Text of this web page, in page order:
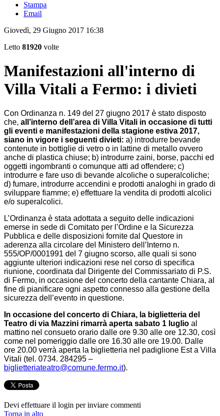
Stampa
Email
Giovedì, 29 Giugno 2017 16:38
Letto 81920 volte
Manifestazioni all'interno di
Villa Vitali a Fermo: i divieti
Con Ordinanza n. 149 del 27 giugno 2017 è stato disposto
che, all’interno dell’area di Villa Vitali in occasione di tutti
gli eventi e manifestazioni della stagione estiva 2017,
siano in vigore i seguenti divieti: a) introdurre bevande
contenute in bottiglie di vetro o in lattine di metallo ovvero
anche di plastica chiuse; b) introdurre zaini, borse, pacchi ed
oggetti ingombranti o comunque atti ad offendere; c)
introdurre e fare uso di bevande alcoliche o superalcoliche;
d) fumare, introdurre accendini e prodotti analoghi in grado di
sviluppare fiamme; e) effettuare la vendita di prodotti alcolici
e/o superalcolici.
L’Ordinanza è stata adottata a seguito delle indicazioni
emerse in sede di Comitato per l’Ordine e la Sicurezza
Pubblica e delle disposizioni fornite dal Questore in
aderenza alla circolare del Ministero dell’Interno n.
555/OP/0001991 del 7 giugno scorso, alle quali si sono
aggiunte ulteriori indicazioni rese nel corso di specifica
riunione, coordinata dal Dirigente del Commissariato di P.S.
di Fermo, in occasione del concerto della cantante Chiara, al
fine di pianificare ogni aspetto connesso alla gestione della
sicurezza dell’evento in questione.
In occasione del concerto di Chiara, la biglietteria del
Teatro di via Mazzini rimarrà aperta sabato 1 luglio al
mattino nel consueto orario dalle ore 9.30 alle ore 12.30, così
come nel pomeriggio dalle ore 16.30 alle ore 19.00. Dalle
ore 20.00 verrà aperta la biglietteria nel padiglione Est a Villa
Vitali (tel. 0734. 284295 –
biglietteriateatro@comune.fermo.it).
Devi effettuare il login per inviare commenti
Torna in alto